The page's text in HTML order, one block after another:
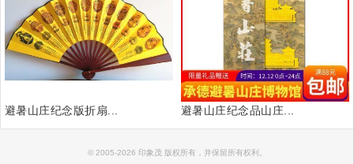
避暑山庄纪念版折扇... 避暑山庄纪念品山庄...
© 2005-2026 印象茂 版权所有，并保留所有权利。